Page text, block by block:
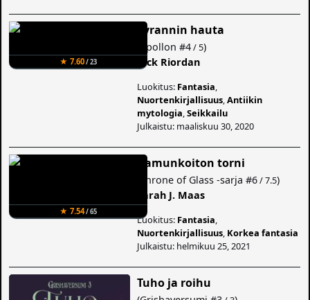
★ 7.60/ 23
Tyrannin hauta
Apollon #4/ 5)
Rick Riordan
Luokitus: Fantasia
Nuortenkirjallisuus ,Antiikin
mytologia ,Seikkailu
Julkaistu: maaliskuu 30, 2020
★ 7.54/ 65
Aamunkoiton torni
Throne of Glass -sarja #6/ 7.5)
Sarah J. Maas
Luokitus: Fantasia
Nuortenkirjallisuus Korkea fantasia
Julkaistu: helmikuu 25, 2021
Tuho ja roihu